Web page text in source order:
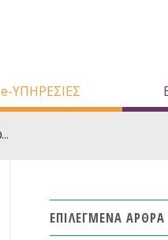
e-ΥΠΗΡΕΣΙΕΣ
ΕΠΙΛΕΓΜΕΝΑ